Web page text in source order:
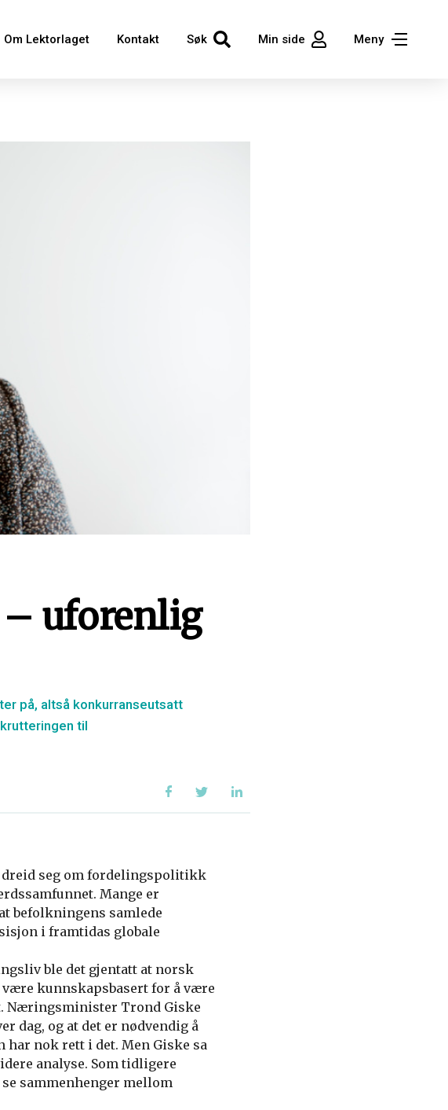
Om Lektorlaget Kontakt Søk Min side Meny
– uforenlig
på, altså konkurranseutsatt
til
dreid seg om fordelingspolitikk
Mange er
befolkningens samlede
i framtidas globale
ble det gjentatt at norsk
kunnskapsbasert for å være
Næringsminister Trond Giske
dag, og at det er nødvendig å
har nok rett i det. Men Giske sa
analyse. Som tidligere
sammenhenger mellom